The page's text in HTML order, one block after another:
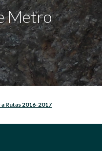
Metro
Rutas 2016-2017